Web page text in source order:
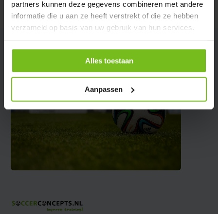
partners kunnen deze gegevens combineren met andere
informatie die u aan ze heeft verstrekt of die ze hebben
verzameld op basis van uw gebruik van hun services.
Alles toestaan
Aanpassen
Partager